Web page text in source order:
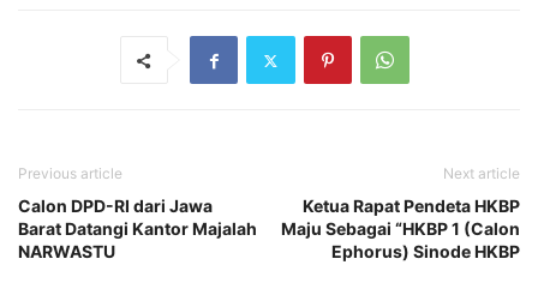
Previous article
Calon DPD-RI dari Jawa
Barat Datangi Kantor Majalah
NARWASTU
Next article
Ketua Rapat Pendeta HKBP
Maju Sebagai “HKBP 1 (Calon
Ephorus) Sinode HKBP